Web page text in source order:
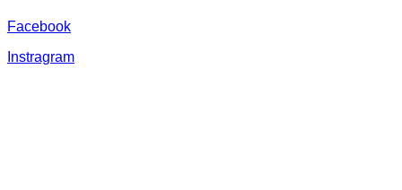
Facebook
Instragram